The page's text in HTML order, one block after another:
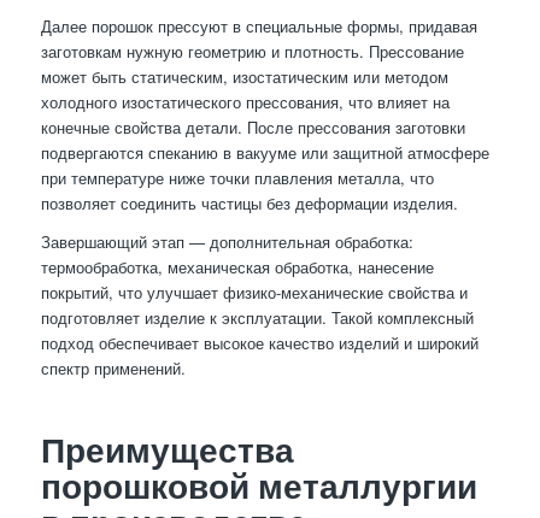
Далее порошок прессуют в специальные формы, придавая
заготовкам нужную геометрию и плотность. Прессование
может быть статическим, изостатическим или методом
холодного изостатического прессования, что влияет на
конечные свойства детали. После прессования заготовки
подвергаются спеканию в вакууме или защитной атмосфере
при температуре ниже точки плавления металла, что
позволяет соединить частицы без деформации изделия.
Завершающий этап — дополнительная обработка:
термообработка, механическая обработка, нанесение
покрытий, что улучшает физико-механические свойства и
подготовляет изделие к эксплуатации. Такой комплексный
подход обеспечивает высокое качество изделий и широкий
спектр применений.
Преимущества
порошковой металлургии